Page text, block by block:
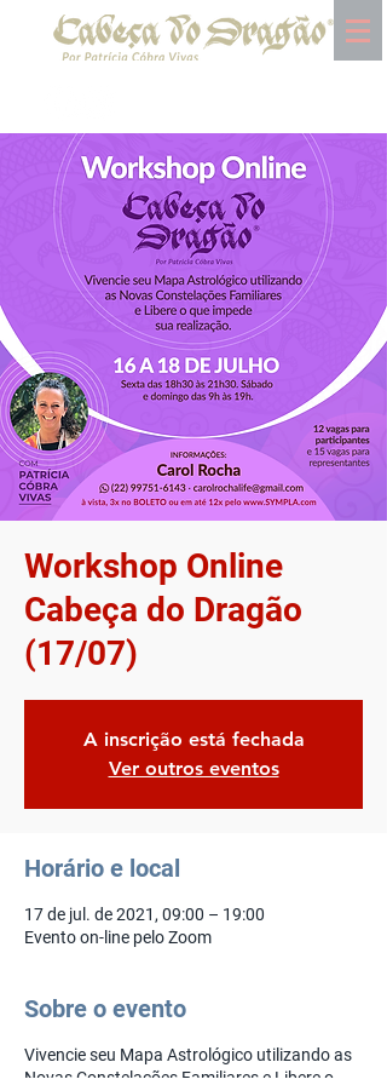
Workshop Online
Cabeça do Dragão
(17/07)
A inscrição está fechada
Ver outros eventos
Horário e local
17 de jul. de 2021, 09:00 – 19:00
Evento on-line pelo Zoom
Sobre o evento
Vivencie seu Mapa Astrológico utilizando as
Novas Constelações Familiares e Libere o